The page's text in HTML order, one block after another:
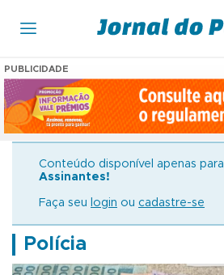
PUBLICIDADE
Conteúdo disponível apenas para
Assinantes!
Faça seu login ou cadastre-se
Polícia